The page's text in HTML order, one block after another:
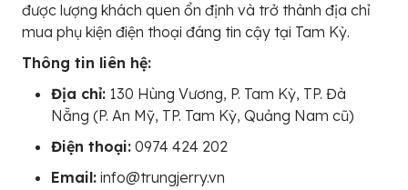
được lượng khách quen ổn định và trở thành địa chỉ
mua phụ kiện điện thoại đáng tin cậy tại Tam Kỳ.
Thông tin liên hệ:
Địa chỉ: 130 Hùng Vương, P. Tam Kỳ, TP. Đà
Nẵng (P. An Mỹ, TP. Tam Kỳ, Quảng Nam cũ)
Điện thoại: 0974 424 202
Email: info@trungjerry.vn